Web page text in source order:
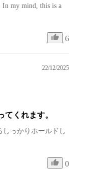
In my mind, this is a
6
22/12/2025
くれます。
しっかりホールドし
0